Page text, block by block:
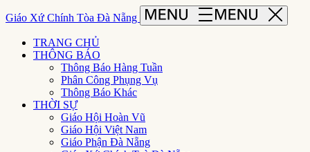
Giáo Xứ Chính Tòa Đà Nẵng
TRANG CHỦ
THÔNG BÁO
Thông Báo Hàng Tuần
Phân Công Phụng Vụ
Thông Báo Khác
THỜI SỰ
Giáo Hội Hoàn Vũ
Giáo Hội Việt Nam
Giáo Phận Đà Nẵng